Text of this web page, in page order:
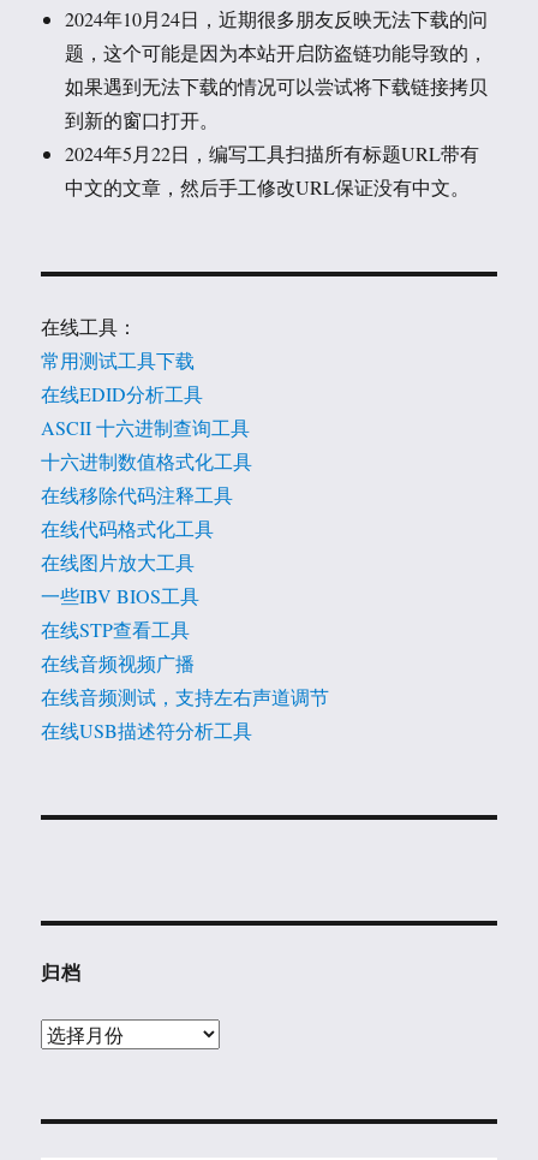
2024年10月24日，近期很多朋友反映无法下载的问
题，这个可能是因为本站开启防盗链功能导致的，
如果遇到无法下载的情况可以尝试将下载链接拷贝
到新的窗口打开。
2024年5月22日，编写工具扫描所有标题URL带有
中文的文章，然后手工修改URL保证没有中文。
在线工具：
常用测试工具下载
在线EDID分析工具
ASCII 十六进制查询工具
十六进制数值格式化工具
在线移除代码注释工具
在线代码格式化工具
在线图片放大工具
一些IBV BIOS工具
在线STP查看工具
在线音频视频广播
在线音频测试，支持左右声道调节
在线USB描述符分析工具
归档
归